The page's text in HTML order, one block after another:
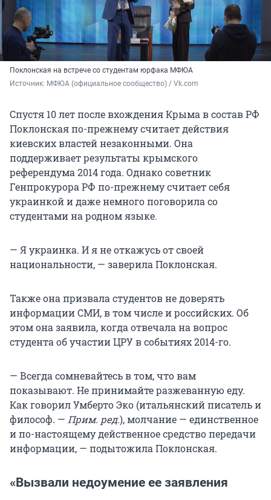
Поклонская на встрече со студентам юрфака МФЮА
Источник: МФЮА (официальное сообщество) / Vk.com
Спустя 10 лет после вхождения Крыма в состав РФ
Поклонская по-прежнему считает действия
киевских властей незаконными. Она
поддерживает результаты крымского
референдума 2014 года. Однако советник
Генпрокурора РФ по-прежнему считает себя
украинкой и даже немного поговорила со
студентами на родном языке.
— Я украинка. И я не откажусь от своей
национальности, — заверила Поклонская.
Также она призвала студентов не доверять
информации СМИ, в том числе и российских. Об
этом она заявила, когда отвечала на вопрос
студента об участии ЦРУ в событиях 2014-го.
— Всегда сомневайтесь в том, что вам
показывают. Не принимайте разжеванную еду.
Как говорил Умберто Эко (итальянский писатель и
философ. — Прим. ред.), молчание — единственное
и по-настоящему действенное средство передачи
информации, — подытожила Поклонская.
«Вызвали недоумение ее заявления